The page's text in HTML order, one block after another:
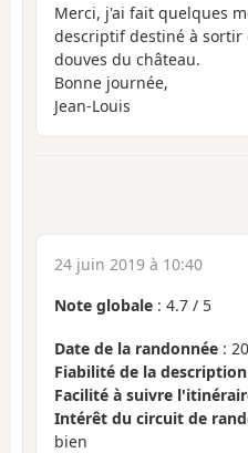
Merci, j'ai fait quelques
descriptif destiné à sortir
douves du château.
Bonne journée,
Jean-Louis
24 juin 2019 à 10:40
Note globale : 4.7 / 5
Date de la randonnée :
Fiabilité de la description
Facilité à suivre
Intérêt du circuit de
bien